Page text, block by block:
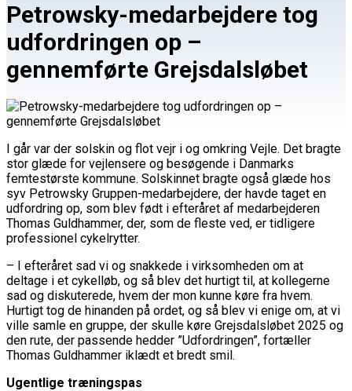
Petrowsky-medarbejdere tog
udfordringen op –
gennemførte Grejsdalsløbet
I går var der solskin og flot vejr i og omkring Vejle. Det bragte
stor glæde for vejlensere og besøgende i Danmarks
femtestørste kommune. Solskinnet bragte også glæde hos
syv Petrowsky Gruppen-medarbejdere, der havde taget en
udfordring op, som blev født i efteråret af medarbejderen
Thomas Guldhammer, der, som de fleste ved, er tidligere
professionel cykelrytter.
– I efteråret sad vi og snakkede i virksomheden om at
deltage i et cykelløb, og så blev det hurtigt til, at kollegerne
sad og diskuterede, hvem der mon kunne køre fra hvem.
Hurtigt tog de hinanden på ordet, og så blev vi enige om, at vi
ville samle en gruppe, der skulle køre Grejsdalsløbet 2025 og
den rute, der passende hedder ”Udfordringen”, fortæller
Thomas Guldhammer iklædt et bredt smil.
Ugentlige træningspas